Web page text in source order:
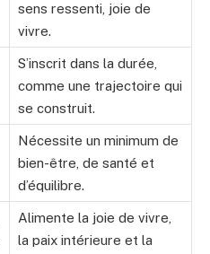
sens ressenti, joie de
vivre.
S’inscrit dans la durée,
comme une trajectoire qui
se construit.
Nécessite un minimum de
bien-être, de santé et
d’équilibre.
Alimente la joie de vivre,
la paix intérieure et la